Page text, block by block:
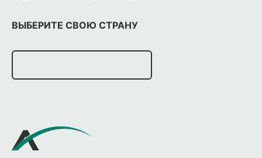
ВЫБЕРИТЕ СВОЮ СТРАНУ